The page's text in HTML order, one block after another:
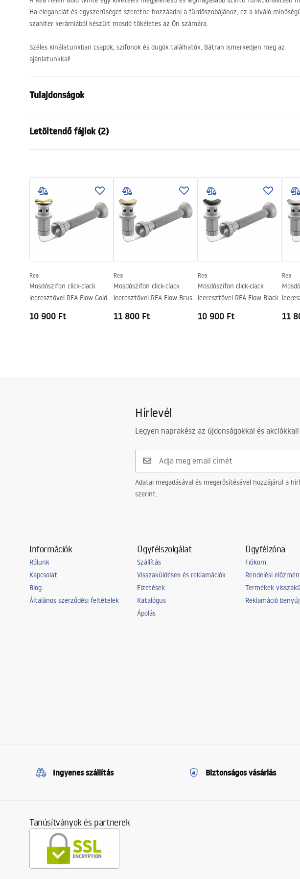
Ha eleganciát és egyszerűséget szeretne hozzáadni a fürdőszobájához, ez a kiváló
szaniter kerámiából készült mosdó tökéletes az Ön számára.
Széles kínálatunkban csapok, szifonok és dugók találhatók. Bátran ismerkedjen meg az
ajánlatunkkal!
Tulajdonságok
Anyag
Szín
Fehér/Arany
Szélesség
mm
Magasság
160
mm
Mélység
mm
Csaptelep szerelési lyuk
Nem
Túlfolyónyílás
Letöltendő fájlok (2)
Warranty_Terms_and_Conditions_
Basins_-_5.pdf
Rea
Mosdószifon click-clack
leeresztővel REA Flow Gold
10 900 Ft
Rea
Mosdószifon click-clack
leeresztővel REA Flow Brush
11 800 Ft
Rea
Mosdószifon click-clack
leeresztővel REA Flow Black
10 900 Ft
Rea
11
Hírlevél
Legyen naprakész az újdonságokkal és akciókkal!
Adatai megadásával és megerősítésével hozzájárul a
szerint.
Információk
Rólunk
Kapcsolat
Blog
Általános szerződési feltételek
Ügyfélszolgálat
Szállítás
Visszaküldések és reklamációk
Fizetések
Katalógus
Ápolás
Ügyfélzóna
Fiókom
Rendelési
Termékek
Reklamáció
Ingyenes szállítás Biztonságos vásárlás
Tanúsítványok és partnerek